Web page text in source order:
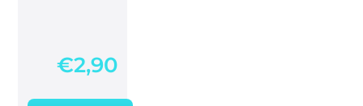
€2,90